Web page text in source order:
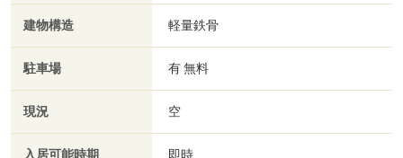
建物構造 軽量鉄骨
駐車場 有 無料
現況 空
入居可能時期 即時